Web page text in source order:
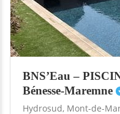
BNS’Eau –
Bénesse-Maremne
Hydrosud, Mont-de-